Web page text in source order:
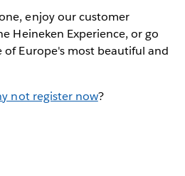
enjoy our customer
Heineken Experience, or go
Europe's most beautiful and
not register now?